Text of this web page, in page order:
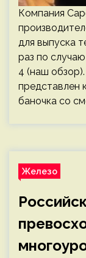
Компания
для выпуска
раз по
4 (наш
представлен
баночка со
Железо